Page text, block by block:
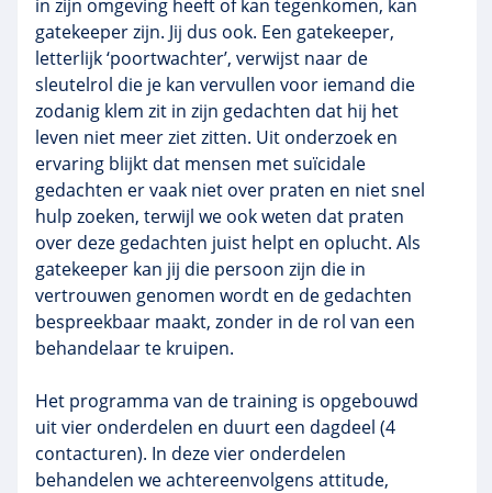
in zijn omgeving heeft of kan tegenkomen, kan
gatekeeper zijn. Jij dus ook. Een gatekeeper,
letterlijk ‘poortwachter’, verwijst naar de
sleutelrol die je kan vervullen voor iemand die
zodanig klem zit in zijn gedachten dat hij het
leven niet meer ziet zitten. Uit onderzoek en
ervaring blijkt dat mensen met suïcidale
gedachten er vaak niet over praten en niet snel
hulp zoeken, terwijl we ook weten dat praten
over deze gedachten juist helpt en oplucht. Als
gatekeeper kan jij die persoon zijn die in
vertrouwen genomen wordt en de gedachten
bespreekbaar maakt, zonder in de rol van een
behandelaar te kruipen.
Het programma van de training is opgebouwd
uit vier onderdelen en duurt een dagdeel (4
contacturen). In deze vier onderdelen
behandelen we achtereenvolgens attitude,